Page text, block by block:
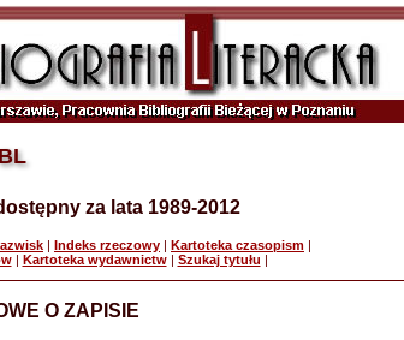
za lata 1989-2012
| Indeks rzeczowy | Kartoteka czasopism |
| Kartoteka wydawnictw| Szukaj tytułu |
O ZAPISIE